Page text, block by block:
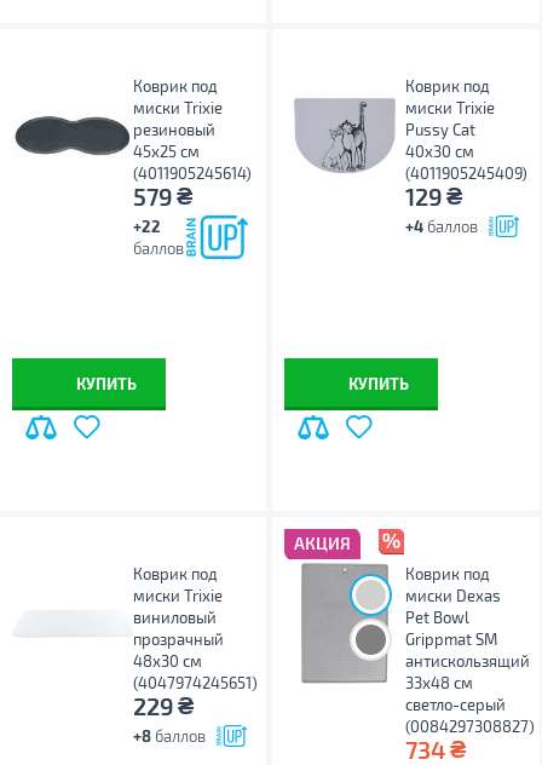
Коврик под
миски Trixie
резиновый
45x25 см
(4011905245614)
579₴
+22
баллов
КУПИТЬ
Коврик под
миски Trixie
Pussy Cat
40x30 см
(4011905245409)
129₴
+4 баллов
КУПИТЬ
Коврик под
миски Trixie
виниловый
прозрачный
48х30 см
(4047974245651)
229₴
+8 баллов
АКЦИЯ
Коврик под
миски Dexas
Pet Bowl
Grippmat SM
антискользящий
33х48 см
светло-серый
(0084297308827)
734₴